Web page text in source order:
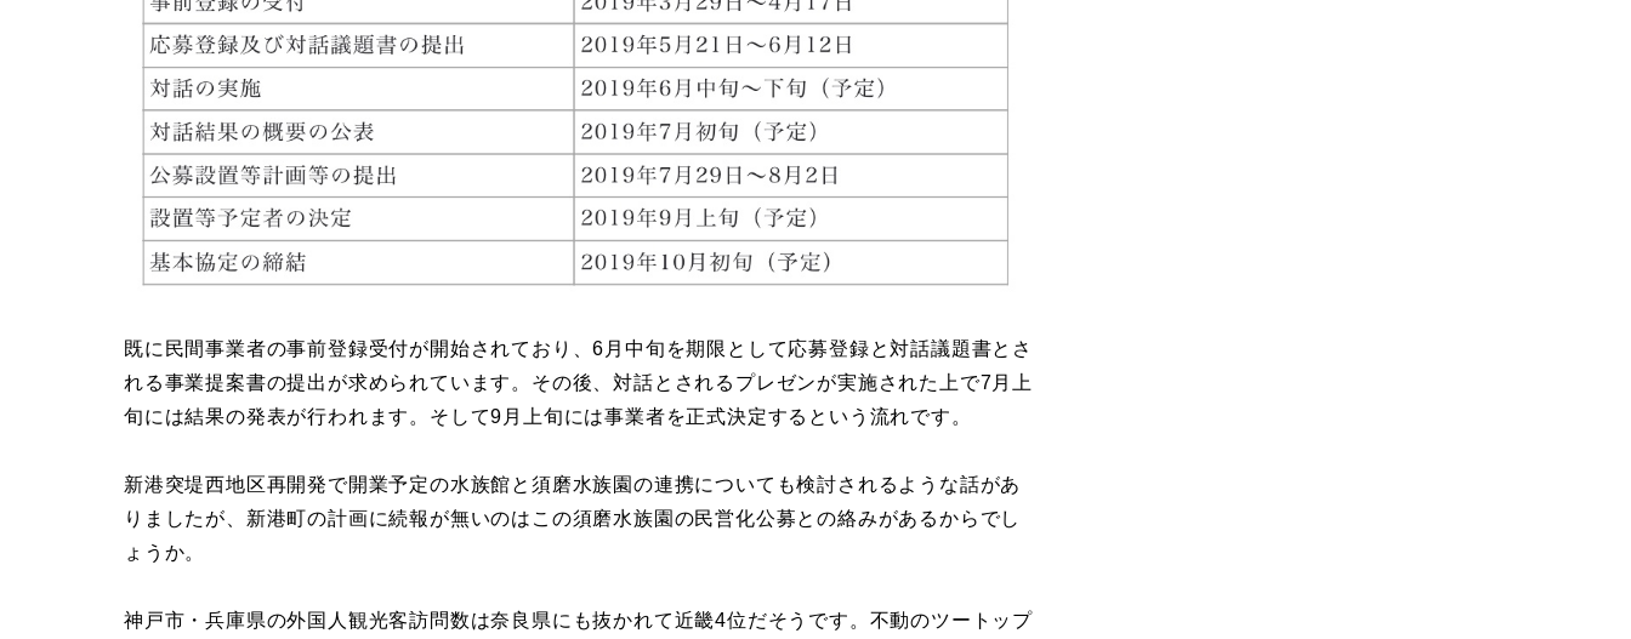
既に民間事業者の事前登録受付が開始されており、6月中旬を期限として応募登録と対話議題書とさ
れる事業提案書の提出が求められています。その後、対話とされるプレゼンが実施された上で7月上
旬には結果の発表が行われます。そして9月上旬には事業者を正式決定するという流れです。
新港突堤西地区再開発で開業予定の水族館と須磨水族園の連携についても検討されるような話があ
りましたが、新港町の計画に続報が無いのはこの須磨水族園の民営化公募との絡みがあるからでし
ょうか。
神戸市・兵庫県の外国人観光客訪問数は奈良県にも抜かれて近畿4位だそうです。不動のツートップ